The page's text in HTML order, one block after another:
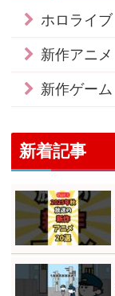
ホロライブ
新作アニメ
新作ゲーム
新着記事